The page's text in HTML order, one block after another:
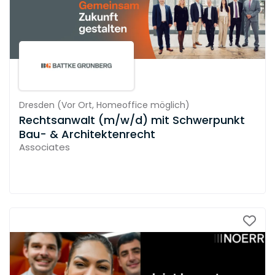
Dresden (Vor Ort, Homeoffice möglich)
Rechtsanwalt (m/w/d) mit Schwerpunkt
Bau- & Architektenrecht
Associates